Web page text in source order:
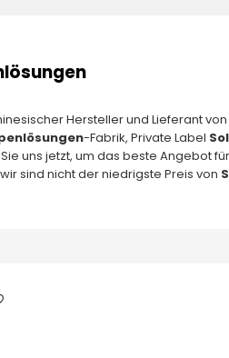
Hersteller und Lieferant von
-Fabrik, Private Label
uns jetzt, um das beste Angebot für
sind nicht der niedrigste Preis von